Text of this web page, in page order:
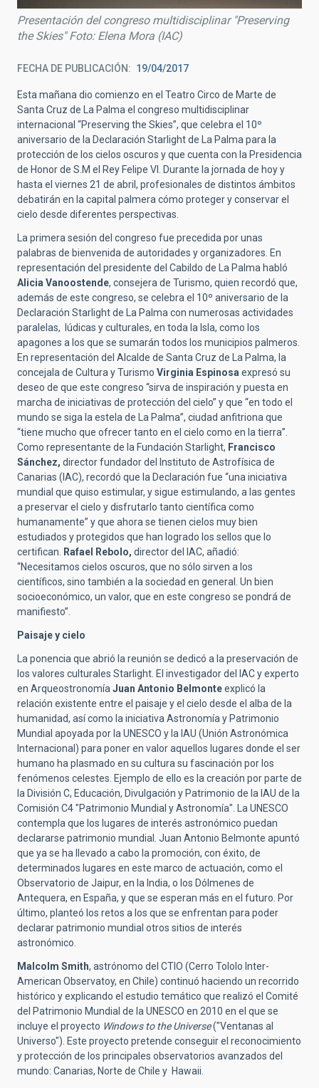
Presentación del congreso multidisciplinar "Preserving
the Skies" Foto: Elena Mora (IAC)
FECHA DE PUBLICACIÓN 19/04/2017
Esta mañana dio comienzo en el Teatro Circo de Marte de
Santa Cruz de La Palma el congreso multidisciplinar
internacional “Preserving the Skies”, que celebra el 10º
aniversario de la Declaración Starlight de La Palma para la
protección de los cielos oscuros y que cuenta con la Presidencia
de Honor de S.M el Rey Felipe VI. Durante la jornada de hoy y
hasta el viernes 21 de abril, profesionales de distintos ámbitos
debatirán en la capital palmera cómo proteger y conservar el
cielo desde diferentes perspectivas.
La primera sesión del congreso fue precedida por unas
palabras de bienvenida de autoridades y organizadores. En
representación del presidente del Cabildo de La Palma habló
Alicia Vanoostende, consejera de Turismo, quien recordó que,
además de este congreso, se celebra el 10º aniversario de la
Declaración Starlight de La Palma con numerosas actividades
paralelas, lúdicas y culturales, en toda la Isla, como los
apagones a los que se sumarán todos los municipios palmeros.
En representación del Alcalde de Santa Cruz de La Palma, la
concejala de Cultura y Turismo Virginia Espinosa expresó su
deseo de que este congreso “sirva de inspiración y puesta en
marcha de iniciativas de protección del cielo” y que “en todo el
mundo se siga la estela de La Palma”, ciudad anfitriona que
“tiene mucho que ofrecer tanto en el cielo como en la tierra”.
Como representante de la Fundación Starlight, Francisco
Sánchez, director fundador del Instituto de Astrofísica de
Canarias (IAC), recordó que la Declaración fue “una iniciativa
mundial que quiso estimular, y sigue estimulando, a las gentes
a preservar el cielo y disfrutarlo tanto científica como
humanamente” y que ahora se tienen cielos muy bien
estudiados y protegidos que han logrado los sellos que lo
certifican.
Rafael Rebolo, director del IAC, añadió:
“Necesitamos cielos oscuros, que no sólo sirven a los
científicos, sino también a la sociedad en general. Un bien
socioeconómico, un valor, que en este congreso se pondrá de
manifiesto”.
Paisaje y cielo
La ponencia que abrió la reunión se dedicó a la preservación de
los valores culturales Starlight. El investigador del IAC y experto
en Arqueostronomía Juan Antonio Belmonteexplicó la
relación existente entre el paisaje y el cielo desde el alba de la
humanidad, así como la iniciativa Astronomía y Patrimonio
Mundial apoyada por la UNESCO y la IAU (Unión Astronómica
Internacional) para poner en valor aquellos lugares donde el ser
humano ha plasmado en su cultura su fascinación por los
fenómenos celestes. Ejemplo de ello es la creación por parte de
la División C, Educación, Divulgación y Patrimonio de la IAU de la
Comisión C4 "Patrimonio Mundial y Astronomía". La UNESCO
contempla que los lugares de interés astronómico puedan
declararse patrimonio mundial. Juan Antonio Belmonte apuntó
que ya se ha llevado a cabo la promoción, con éxito, de
determinados lugares en este marco de actuación, como el
Observatorio de Jaipur, en la India, o los Dólmenes de
Antequera, en España, y que se esperan más en el futuro. Por
último, planteó los retos a los que se enfrentan para poder
declarar patrimonio mundial otros sitios de interés
astronómico.
Malcolm Smith, astrónomo del CTIO (Cerro Tololo Inter-
American Observatoy, en Chile) continuó haciendo un recorrido
histórico y explicando el estudio temático que realizó el Comité
del Patrimonio Mundial de la UNESCO en 2010 en el que se
incluye el proyecto Windows to the Universe("Ventanas al
Universo"). Este proyecto pretende conseguir el reconocimiento
y protección de los principales observatorios avanzados del
mundo: Canarias, Norte de Chile y Hawaii.